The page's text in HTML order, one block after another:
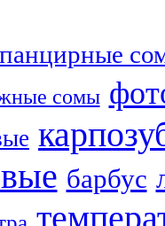
панцирные
сомы
барбус